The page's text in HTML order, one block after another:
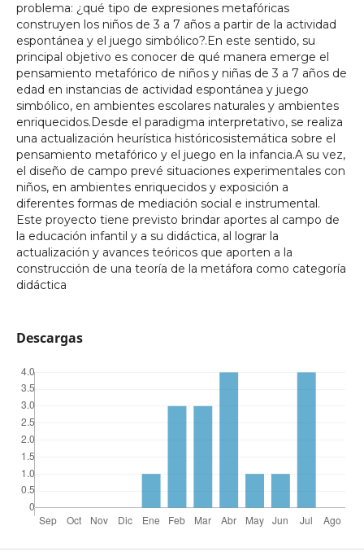
problema: ¿qué tipo de expresiones metafóricas
construyen los niños de 3 a 7 años a partir de la actividad
espontánea y el juego simbólico?.En este sentido, su
principal objetivo es conocer de qué manera emerge el
pensamiento metafórico de niños y niñas de 3 a 7 años de
edad en instancias de actividad espontánea y juego
simbólico, en ambientes escolares naturales y ambientes
enriquecidos.Desde el paradigma interpretativo, se realiza
una actualización heurística históricosistemática sobre el
pensamiento metafórico y el juego en la infancia.A su vez,
el diseño de campo prevé situaciones experimentales con
niños, en ambientes enriquecidos y exposición a
diferentes formas de mediación social e instrumental.
Este proyecto tiene previsto brindar aportes al campo de
la educación infantil y a su didáctica, al lograr la
actualización y avances teóricos que aporten a la
construcción de una teoría de la metáfora como categoría
didáctica
Descargas